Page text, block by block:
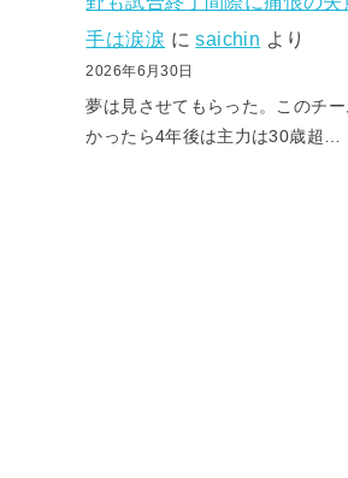
手は涙涙 にsaichin より
2026年6月30日
夢は見させてもらった。このチ
かったら4年後は主力は30歳超…